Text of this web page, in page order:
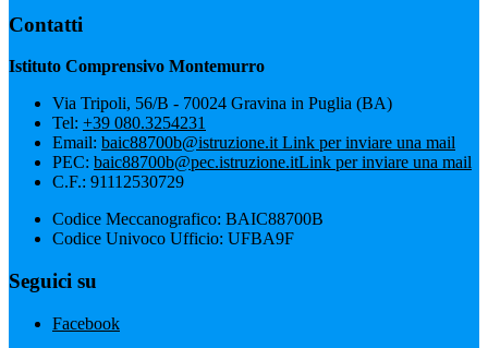
Contatti
Istituto Comprensivo Montemurro
Via Tripoli, 56/B - 70024 Gravina in Puglia (BA)
Tel: +39 080.3254231
Email: baic88700b@istruzione.it Link per inviare una mail
PEC: baic88700b@pec.istruzione.itLink per inviare una mail
C.F.: 91112530729
Codice Meccanografico: BAIC88700B
Codice Univoco Ufficio: UFBA9F
Seguici su
Facebook